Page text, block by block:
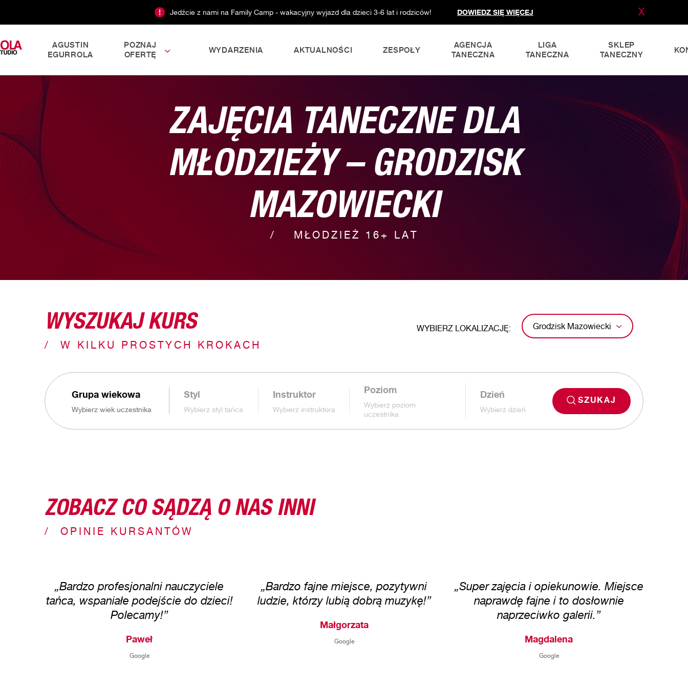
X
Jedźcie z nami na Family Camp - wakacyjny wyjazd dla dzieci 3-6 lat i rodziców! DOWIEDZ SIĘ WIĘCEJ
AGUSTIN
EGURROLA
POZNAJ
OFERTĘ
WYDARZENIA AKTUALNOŚCI ZESPOŁY
AGENCJA
TANECZNA
LIGA
TANECZNA
SKLEP
TANECZNY
ZAJĘCIA TANECZNE DLA
MŁODZIEŻY – GRODZISK
MAZOWIECKI
MŁODZIEŻ 16+ LAT
WYSZUKAJ KURS
W KILKU PROSTYCH KROKACH
WYBIERZ LOKALIZACJĘ: Grodzisk Mazowiecki
Grupa wiekowa
Wybierz wiek uczestnika
Styl
Wybierz styl tańca
Instruktor
Wybierz instruktora
Poziom
Wybierz poziom
uczestnika
Dzień
Wybierz dzień
SZUKAJ
ZOBACZ CO SĄDZĄ O NAS INNI
OPINIE KURSANTÓW
„Bardzo profesjonalni nauczyciele
tańca, wspaniałe podejście do dzieci!
Polecamy!”
Paweł
Google
„Bardzo fajne miejsce, pozytywni
ludzie, którzy lubią dobrą muzykę!”
Małgorzata
Google
„Super zajęcia i opiekunowie. Miejsce
naprawdę fajne i to dosłownie
naprzeciwko galerii.”
Magdalena
Google